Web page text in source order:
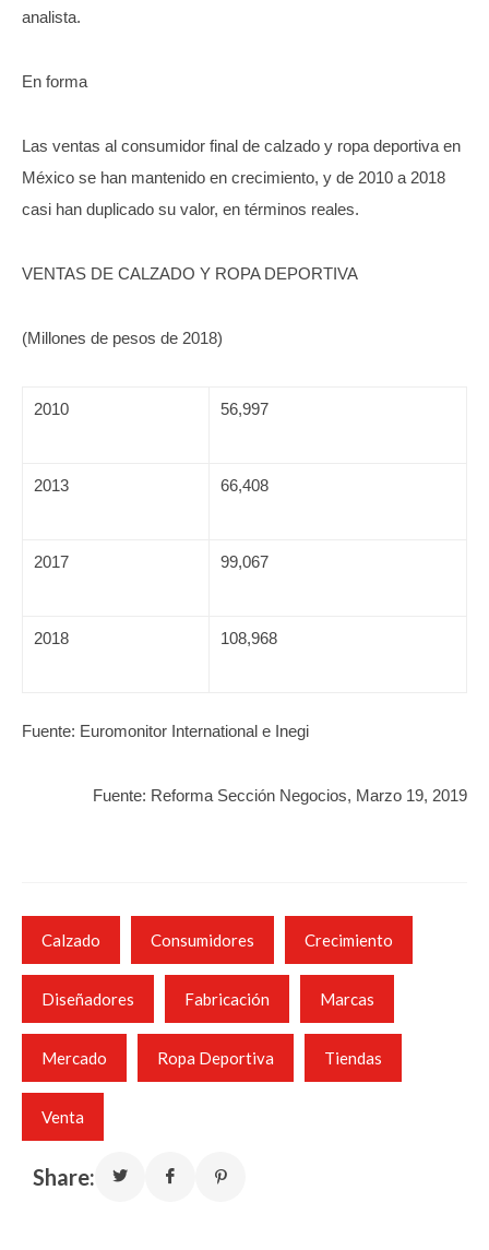
analista.
En forma
Las ventas al consumidor final de calzado y ropa deportiva en
México se han mantenido en crecimiento, y de 2010 a 2018
casi han duplicado su valor, en términos reales.
VENTAS DE CALZADO Y ROPA DEPORTIVA
(Millones de pesos de 2018)
2010 56,997
2013 66,408
2017 99,067
2018 108,968
Fuente: Euromonitor International e Inegi
Fuente: Reforma Sección Negocios, Marzo 19, 2019
Calzado Consumidores Crecimiento
Diseñadores Fabricación Marcas
Mercado Ropa Deportiva Tiendas
Venta
Share: